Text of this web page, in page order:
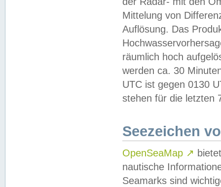
Mittelung von
Auflösung. Das
räumlich hoch
werden ca. 30
UTC ist gegen 0130
stehen für die letzten
Seezeichen
OpenSeaMap ↗
nautische
Seamarks sind